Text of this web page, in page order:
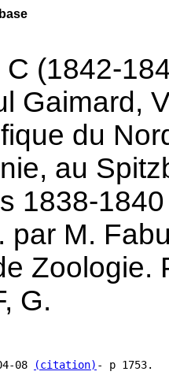
C (1842-
Gaimard,
du
au
1838-
par M.
Zoologie.
G.
08
(citation) - p 1753.